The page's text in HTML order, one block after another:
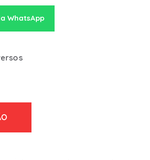
WhatsApp